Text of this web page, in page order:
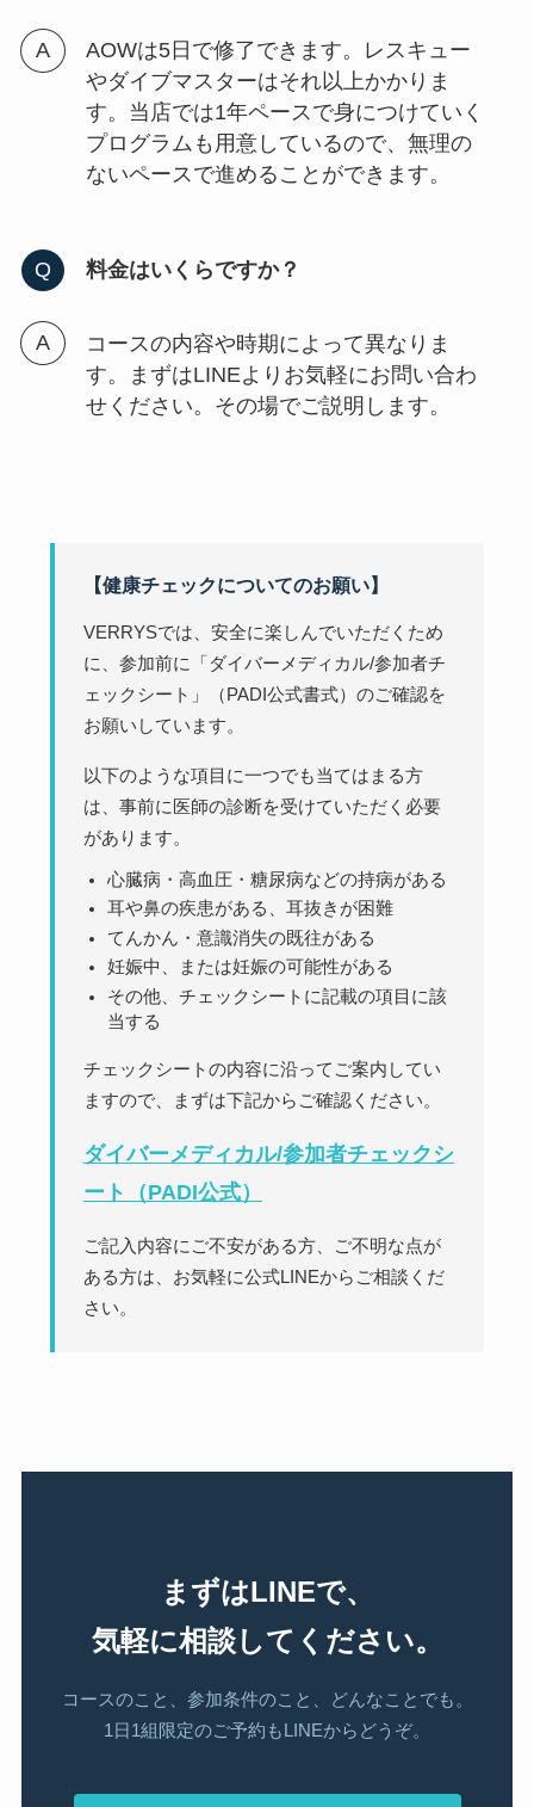
AOWは5日で修了できます。レスキュー
やダイブマスターはそれ以上かかりま
す。当店では1年ペースで身につけていく
プログラムも用意しているので、無理の
ないペースで進めることができます。
料金はいくらですか？
コースの内容や時期によって異なりま
す。まずはLINEよりお気軽にお問い合わ
せください。その場でご説明します。
【健康チェックについてのお願い】
VERRYSでは、安全に楽しんでいただくため
に、参加前に「ダイバーメディカル/参加者チ
ェックシート」（PADI公式書式）のご確認を
お願いしています。
以下のような項目に一つでも当てはまる方
は、事前に医師の診断を受けていただく必要
があります。
心臓病・高血圧・糖尿病などの持病がある
耳や鼻の疾患がある、耳抜きが困難
てんかん・意識消失の既往がある
妊娠中、または妊娠の可能性がある
その他、チェックシートに記載の項目に該
当する
チェックシートの内容に沿ってご案内してい
ますので、まずは下記からご確認ください。
ダイバーメディカル/参加者チェックシ
ート（PADI公式）
ご記入内容にご不安がある方、ご不明な点が
ある方は、お気軽に公式LINEからご相談くだ
さい。
まずはLINEで、
気軽に相談してください。
コースのこと、参加条件のこと、どんなことでも。
1日1組限定のご予約もLINEからどうぞ。